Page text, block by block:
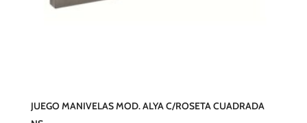
JUEGO MANIVELAS MOD. ALYA C/ROSETA CUADRADA